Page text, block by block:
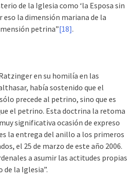
de la Iglesia como ‘la Esposa sin
eso la dimensión mariana de la
petrina”[18].
en su homilía en las
había sostenido que el
precede al petrino, sino que es
el petrino. Esta doctrina la retoma
significativa ocasión de expreso
la entrega del anillo a los primeros
el 25 de marzo de este año 2006.
a asumir las actitudes propias
la Iglesia”.